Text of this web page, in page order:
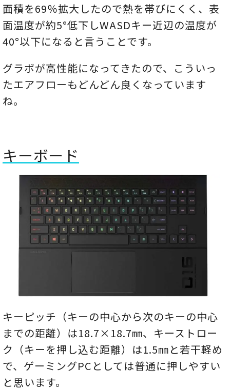
面積を69％拡大したので熱を帯びにくく、表
面温度が約5°低下しWASDキー近辺の温度が
40°以下になると言うことです。
グラボが高性能になってきたので、こういっ
たエアフローもどんどん良くなっています
ね。
キーボード
キーピッチ（キーの中心から次のキーの中心
までの距離）は18.7×18.7㎜、キーストロー
ク（キーを押し込む距離）は1.5㎜と若干軽め
で、ゲーミングPCとしては普通に押しやすい
と思います。